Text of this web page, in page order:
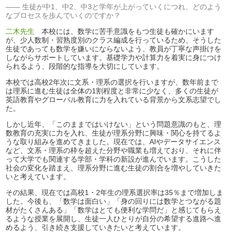
生徒が中1、中2、中3と学年が上がっていくにつれ、どのよう
なプロセスを歩んでいくのですか？
二木先生 本校には、数学に苦手意識をもつ生徒も確かにいます
が、少人数制・習熟度別のクラス編成を行っているため、そうした
生徒であっても数学を嫌いにならないよう、教員が丁寧な声掛けを
しながらサポートしています。基礎学力や計算力を着実に身につけ
られるよう、段階的な指導を大切にしています。
本校では高校2年次に文系・理系の選択を行いますが、数年前まで
は理系に進む生徒は全体の1割程度と非常に少なく、多くの生徒が
英語教育やグローバル教育に力を入れている背景から文系志望でし
た。
しかし近年、「このままではいけない」という問題意識のもと、理
数教育の充実に力を入れ、生徒が理系分野に興味・関心を持てるよ
うな取り組みを進めてきました。現在では、AIやデータサイエンス
など、文系・理系の枠を超えた分野や職業も増えており、それに伴
って大学でも関連する学部・学科の新設が進んでいます。こうした
社会の変化を踏まえ、理系分野に進む生徒の割合を増やしていきた
いと考えています。
その結果、現在では高校1・2年生の理系選択率は35％まで増加しま
した。今後も、「数学は面白い」「身の回りには数学とつながる題
材がたくさんある」「数学はとても便利な学問だ」と感じてもらえ
るような授業を展開し、生徒一人ひとりが自分の希望する進路へ進
めるよう、引き続き支援していきたいと考えています。